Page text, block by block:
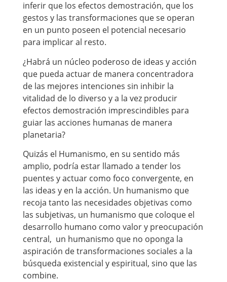
inferir que los efectos demostración, que los
gestos y las transformaciones que se operan
en un punto poseen el potencial necesario
para implicar al resto.
¿Habrá un núcleo poderoso de ideas y acción
que pueda actuar de manera concentradora
de las mejores intenciones sin inhibir la
vitalidad de lo diverso y a la vez producir
efectos demostración imprescindibles para
guiar las acciones humanas de manera
planetaria?
Quizás el Humanismo, en su sentido más
amplio, podría estar llamado a tender los
puentes y actuar como foco convergente, en
las ideas y en la acción. Un humanismo que
recoja tanto las necesidades objetivas como
las subjetivas, un humanismo que coloque el
desarrollo humano como valor y preocupación
central, un humanismo que no oponga la
aspiración de transformaciones sociales a la
búsqueda existencial y espiritual, sino que las
combine.